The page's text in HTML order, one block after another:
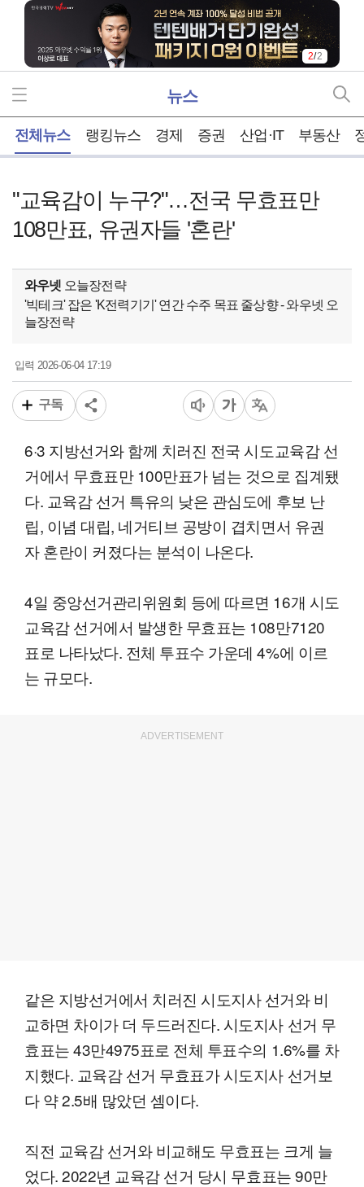
2/2
뉴스
전체뉴스 랭킹뉴스 경제 증권 산업·IT 부동산
"교육감이 누구?"…전국 무효표만
108만표, 유권자들 '혼란'
와우넷 오늘장전략
'빅테크' 잡은 'K전력기기' 연간 수주 목표 줄상향 - 와우넷 오
늘장전략
입력 2026-06-04 17:19
구독
6·3 지방선거와 함께 치러진 전국 시도교육감 선
거에서 무효표만 100만표가 넘는 것으로 집계됐
다. 교육감 선거 특유의 낮은 관심도에 후보 난
립, 이념 대립, 네거티브 공방이 겹치면서 유권
자 혼란이 커졌다는 분석이 나온다.
4일 중앙선거관리위원회 등에 따르면 16개 시도
교육감 선거에서 발생한 무효표는 108만7120
표로 나타났다. 전체 투표수 가운데 4%에 이르
는 규모다.
ADVERTISEMENT
같은 지방선거에서 치러진 시도지사 선거와 비
교하면 차이가 더 두드러진다. 시도지사 선거 무
효표는 43만4975표로 전체 투표수의 1.6%를 차
지했다. 교육감 선거 무효표가 시도지사 선거보
다 약 2.5배 많았던 셈이다.
직전 교육감 선거와 비교해도 무효표는 크게 늘
었다. 2022년 교육감 선거 당시 무효표는 90만